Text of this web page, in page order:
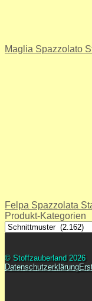
Maglia Spazzolato
Felpa Spazzolata
Produkt-Kategorien
© Stoffzauberland 2026
Datenschutzerklärung